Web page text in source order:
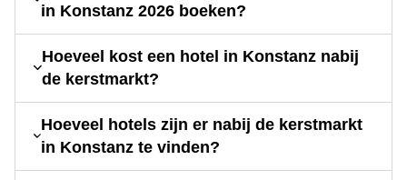
in Konstanz 2026 boeken?
Hoeveel kost een hotel in Konstanz nabij
de kerstmarkt?
Hoeveel hotels zijn er nabij de kerstmarkt
in Konstanz te vinden?